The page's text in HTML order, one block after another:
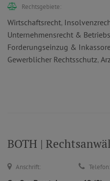
Rechtsgebiete:
Wirtschaftsrecht,
Unternehmensrecht &
Forderungseinzug &
Gewerblicher Rechtsschutz,
BOTH |
Anschrift: Telefon: